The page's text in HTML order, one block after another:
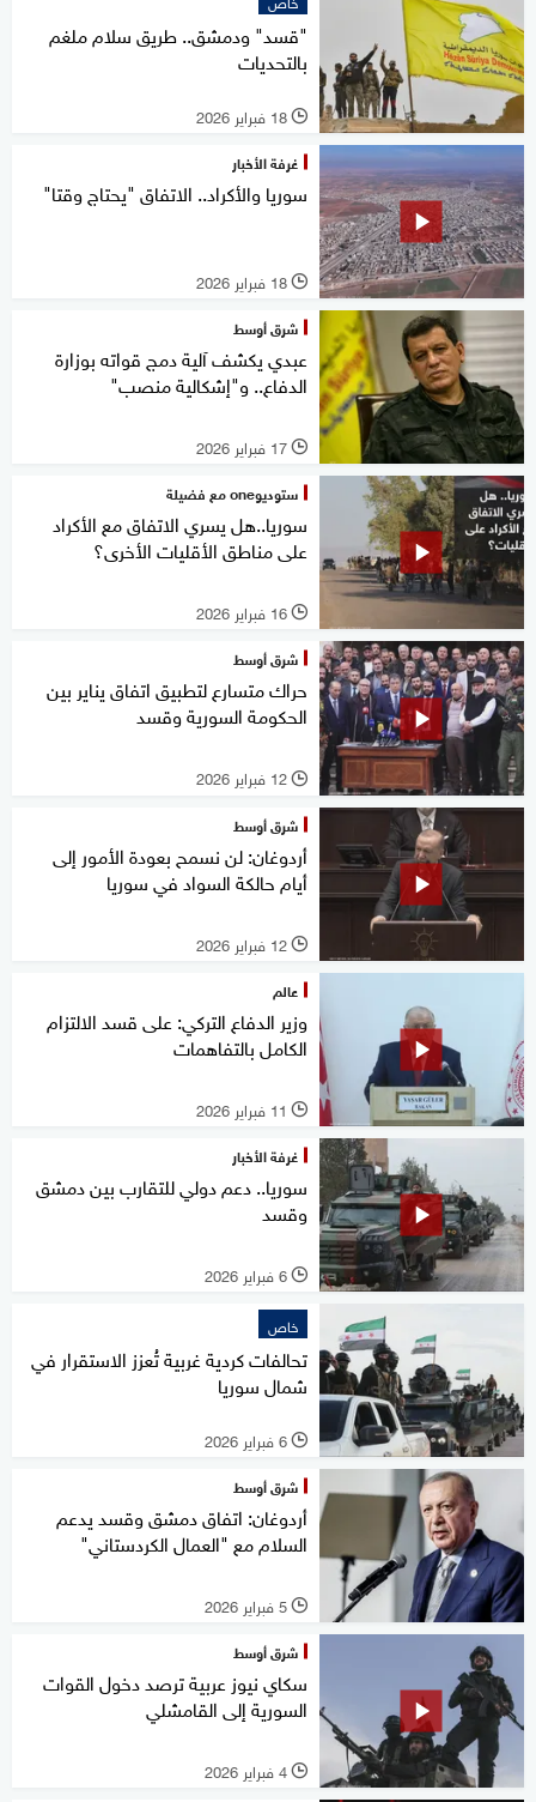
"قسد" ودمشق.. طريق سلام ملغم
بالتحديات
l 18 فبراير 2026
غرفة الأخبار
سوريا والأكراد.. الاتفاق "يحتاج وقتا"
l 18 فبراير 2026
شرق أوسط
عبدي يكشف آلية دمج قواته بوزارة
الدفاع.. و"إشكالية منصب"
l 17 فبراير 2026
ستوديوone مع فضيلة
سوريا..هل يسري الاتفاق مع الأكراد
على مناطق الأقليات الأخرى؟
l 16 فبراير 2026
شرق أوسط
حراك متسارع لتطبيق اتفاق يناير بين
الحكومة السورية وقسد
l 12 فبراير 2026
شرق أوسط
أردوغان: لن نسمح بعودة الأمور إلى
أيام حالكة السواد في سوريا
l 12 فبراير 2026
عالم
وزير الدفاع التركي: على قسد الالتزام
الكامل بالتفاهمات
l 11 فبراير 2026
غرفة الأخبار
سوريا.. دعم دولي للتقارب بين دمشق
وقسد
l 6 فبراير 2026
خاص
تحالفات كردية غربية تُعزز الاستقرار في
شمال سوريا
l 6 فبراير 2026
شرق أوسط
أردوغان: اتفاق دمشق وقسد يدعم
السلام مع "العمال الكردستاني"
l 5 فبراير 2026
شرق أوسط
سكاي نيوز عربية ترصد دخول القوات
السورية إلى القامشلي
l 4 فبراير 2026